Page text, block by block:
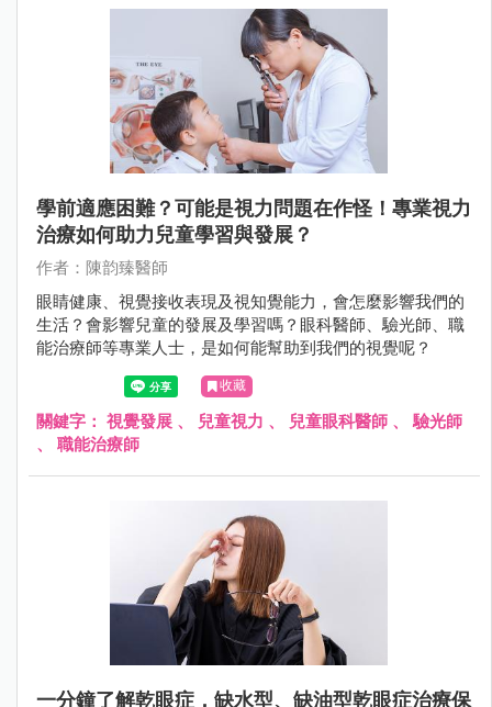
學前適應困難？可能是視力問題在作怪！專業視力
治療如何助力兒童學習與發展？
作者：陳韵臻醫師
眼睛健康、視覺接收表現及視知覺能力，會怎麼影響我們的
生活？會影響兒童的發展及學習嗎？眼科醫師、驗光師、職
能治療師等專業人士，是如何能幫助到我們的視覺呢？
收藏
關鍵字： 視覺發展 、 兒童視力 、 兒童眼科醫師 、驗光師
、 職能治療師
一分鐘了解乾眼症，​​​​​​​缺水型、缺油型乾眼症治療保